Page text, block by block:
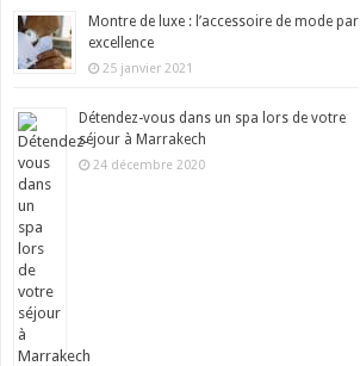
Montre de luxe : l’accessoire de mode par
excellence
25 janvier 2021
Détendez-vous dans un spa lors de votre
séjour à Marrakech
24 décembre 2020